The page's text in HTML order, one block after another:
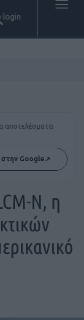
login
αποτελέσματα
Google↗
N, η